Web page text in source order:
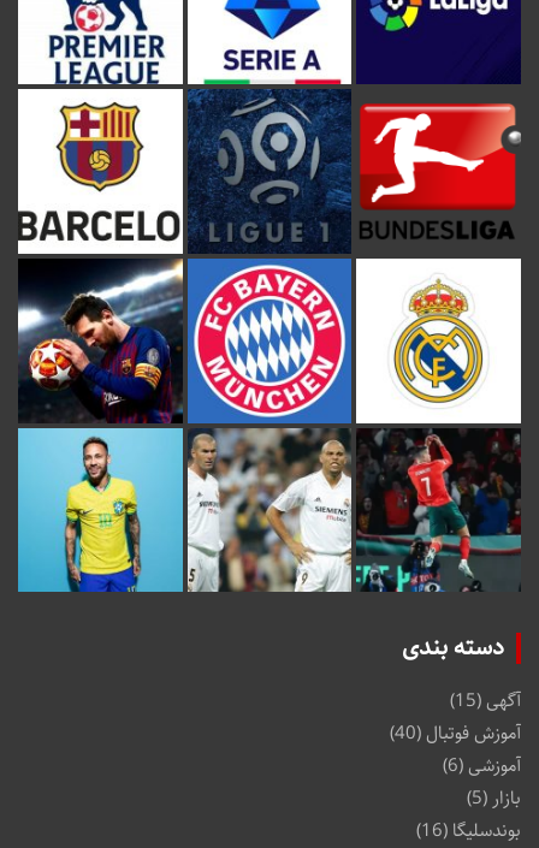
دسته بندی
آگهی(15)
آموزش فوتبال (40)
آموزشی(6)
بازار (5)
بوندسلیگا (16)